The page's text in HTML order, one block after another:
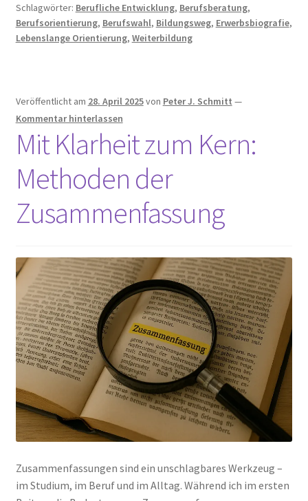
Schlagwörter: Berufliche Entwicklung, Berufsberatung,
Berufsorientierung, Berufswahl, Bildungsweg, Erwerbsbiografie,
Lebenslange Orientierung, Weiterbildung
Veröffentlicht am 28. April 2025von Peter J. Schmitt —
Kommentar hinterlassen
Mit Klarheit zum Kern:
Methoden der
Zusammenfassung
Zusammenfassungen sind ein unschlagbares Werkzeug –
im Studium, im Beruf und im Alltag. Während ich im ersten